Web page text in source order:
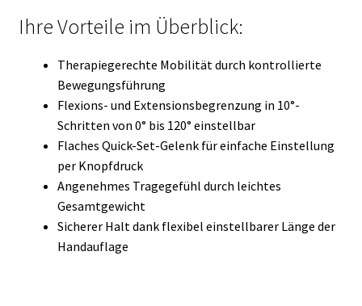
Ihre Vorteile im Überblick:
Therapiegerechte Mobilität durch kontrollierte
Bewegungsführung
Flexions- und Extensionsbegrenzung in 10°-
Schritten von 0° bis 120° einstellbar
Flaches Quick-Set-Gelenk für einfache Einstellung
per Knopfdruck
Angenehmes Tragegefühl durch leichtes
Gesamtgewicht
Sicherer Halt dank flexibel einstellbarer Länge der
Handauflage